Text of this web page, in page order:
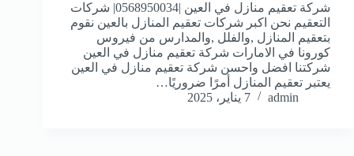
شركة تعقيم منازل في العين |0568950034| شركات
التعقيم نحن اكبر شركات تعقيم المنازل بالعين نقوم
بتعقيم المنازل ,والفلل ,والمدارس من فيروس
كورونا في الامارات شركة تعقيم منازل في العين
شركتنا افضل واحسن شركة تعقيم منازل في العين
يعتبر تعقيم المنازل أمرًا ضروريًا…
admin
7 يناير، 2025